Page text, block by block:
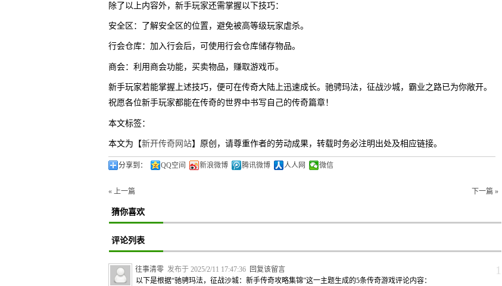
除了以上内容外，新手玩家还需掌握以下技巧：
安全区：了解安全区的位置，避免被高等级玩家虐杀。
行会仓库：加入行会后，可使用行会仓库储存物品。
商会：利用商会功能，买卖物品，赚取游戏币。
新手玩家若能掌握上述技巧，便可在传奇大陆上迅速成长。驰骋玛法，征战沙城，霸业之路已为你敞开。
祝愿各位新手玩家都能在传奇的世界中书写自己的传奇篇章！
本文标签：
本文为【新开传奇网站】原创，请尊重作者的劳动成果，转载时务必注明出处及相应链接。
分享到： QQ空间 新浪微博 腾讯微博 人人网 微信
« 上一篇 下一篇 »
猜你喜欢
评论列表
1
往事清零 发布于 2025/2/11 17:47:36 回复该留言
以下是根据“驰骋玛法，征战沙城：新手传奇攻略集锦”这一主题生成的5条传奇游戏评论内容：